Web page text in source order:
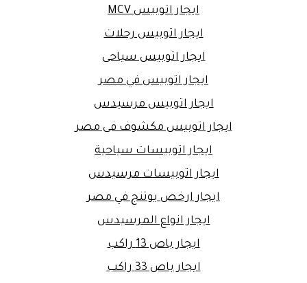
ايجار اتوبيس MCV
ايجار اتوبيس رحلات
ايجار اتوبيس سياحى
ايجار اتوبيس في مصر
ايجار اتوبيس مرسيدس
ايجار اتوبيس مكشوف فى مصر
ايجار اتوبيسات سياحية
ايجار اتوبيسات مرسيدس
ايجار ارخص يوتنج في مصر
ايجار انواع المرسيدس
ايجار باص 13 راكب
ايجار باص 33 راكب